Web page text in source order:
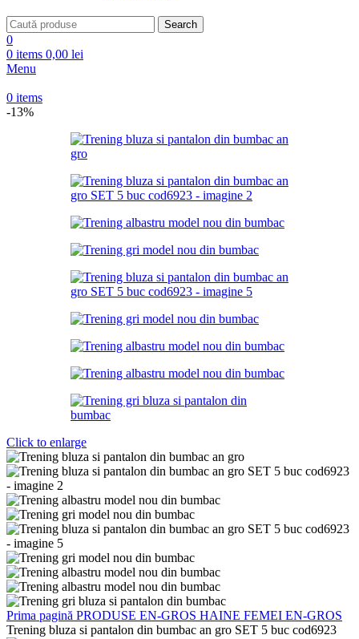
Search
0
0 items 0,00 lei
Menu
0 items
-13%
Click to enlarge
Prima pagină PRODUSE EN-GROS HAINE FEMEI EN-GROS
Trening bluza si pantalon din bumbac an gro SET 5 buc cod6923